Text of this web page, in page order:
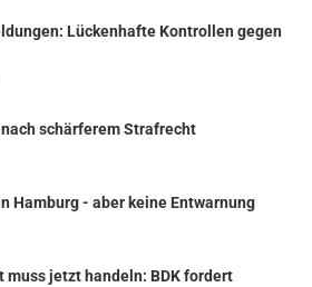
Lückenhafte Kontrollen gegen
schärferem Strafrecht
Hamburg - aber keine Entwarnung
muss jetzt handeln: BDK fordert